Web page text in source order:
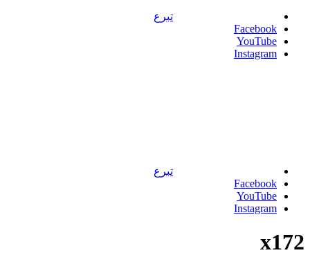
تبرع
Facebook
YouTube
Instagram
تبرع
Facebook
YouTube
Instagram
x172